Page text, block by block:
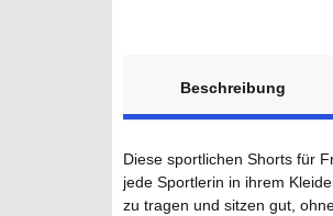
Beschreibung
Diese sportlichen Shorts für
jede Sportlerin in ihrem
zu tragen und sitzen gut,